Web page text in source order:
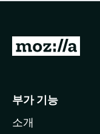
점
습
니
M
l
부가 기능
소개